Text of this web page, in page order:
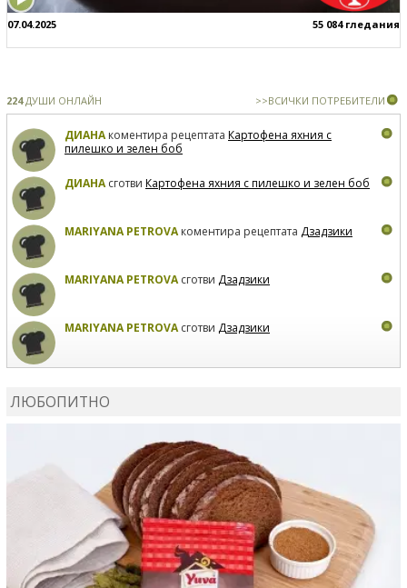
07.04.2025 55 084 гледания
224ДУШИ ОНЛАЙН >>ВСИЧКИ ПОТРЕБИТЕЛИ
ДИАНАкоментира рецептата Картофена яхния с
пилешко и зелен боб
ДИАНАсготви Картофена яхния с пилешко и зелен боб
MARIYANA PETROVAкоментира рецептата Дзадзики
MARIYANA PETROVAсготви Дзадзики
MARIYANA PETROVAсготви Дзадзики
ЛЮБОПИТНО